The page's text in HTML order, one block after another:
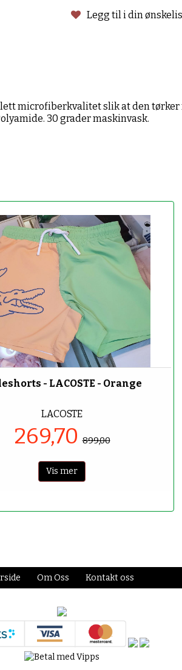
Legg til i din
microfiberkvalitet slik at den
30 grader maskinvask.
-70%
- LACOSTE - Orange
LACOSTE
269,70899,00
Vis mer
Om Oss Kontakt oss